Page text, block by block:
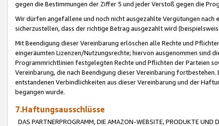
gegen die Bestimmungen der Ziffer 5 und jeder Verstoß gegen die
Wir dürfen angefallene und noch nicht ausgezahlte Vergütungen
sicherzustellen, dass der richtige Betrag ausgezahlt wird
Mit Beendigung dieser Vereinbarung erlöschen alle Rechte und
eingeräumten Lizenzen/Nutzungsrechte; hiervon ausgenommen sind
Programmrichtlinien festgelegten Rechte und Pflichten der Parteien
Vereinbarung, die nach Beendigung dieser Vereinbarung
entstandenen Verbindlichkeiten aus dieser Vereinbarung und der
begangen wurde.
7.Haftungsausschlüsse
DAS PARTNERPROGRAMM, DIE AMAZON-WEBSITE, PRODUKTE UND